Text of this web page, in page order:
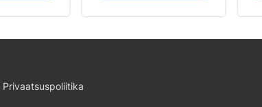
Privaatsuspoliitika